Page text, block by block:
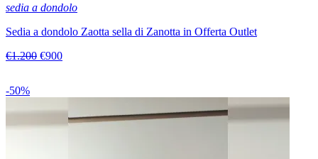
sedia a dondolo
Sedia a dondolo Zaotta sella di Zanotta in Offerta Outlet
€1.200 €900
-50%